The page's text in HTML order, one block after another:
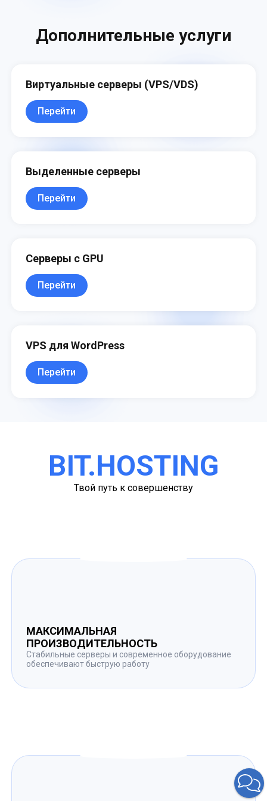
Дополнительные услуги
Виртуальные серверы (VPS/VDS)
Перейти
Выделенные серверы
Перейти
Серверы с GPU
Перейти
VPS для WordPress
Перейти
BIT.HOSTING
Твой путь к совершенству
МАКСИМАЛЬНАЯ
ПРОИЗВОДИТЕЛЬНОСТЬ
Стабильные серверы и современное оборудование
обеспечивают быструю работу